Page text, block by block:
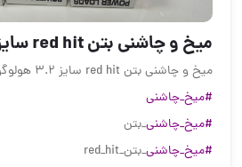
میخ و چاشنی بتن red hit سایز ۳.۲ هو
میخ و چاشنی بتن red hit سایز ۳.۲ هولوگرام دار
#میخ_چاشنی
#میخ_چاشنی_بتن
#میخ_چاشنی_بتن_red_hit